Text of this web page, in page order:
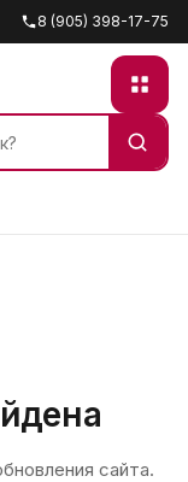
8 (905) 398-17-75
сайта.